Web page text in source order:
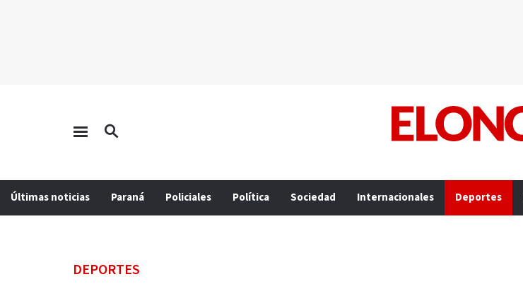
Últimas noticias Paraná Policiales Política Sociedad Internacionales Deportes
DEPORTES